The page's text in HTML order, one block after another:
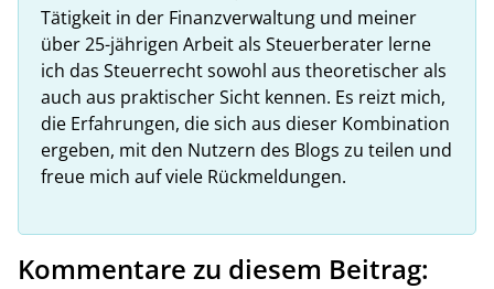
Tätigkeit in der Finanzverwaltung und meiner
über 25-jährigen Arbeit als Steuerberater lerne
ich das Steuerrecht sowohl aus theoretischer als
auch aus praktischer Sicht kennen. Es reizt mich,
die Erfahrungen, die sich aus dieser Kombination
ergeben, mit den Nutzern des Blogs zu teilen und
freue mich auf viele Rückmeldungen.
Kommentare zu diesem Beitrag: